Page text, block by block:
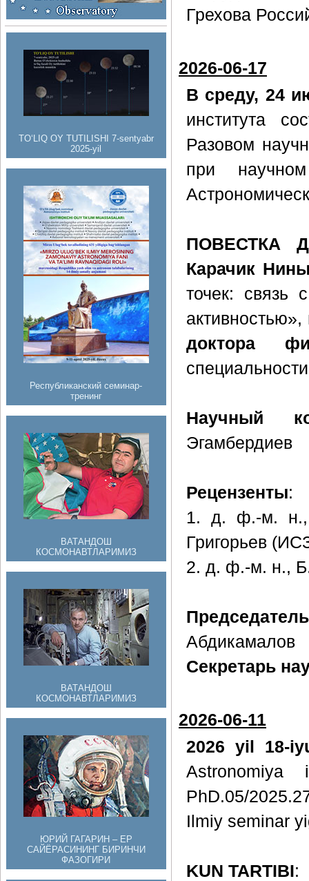
TO‘LIQ OY TUTILISHI 7-sentyabr
2025-yil
Республиканский семинар-
тренинг
ВАТАНДОШ
КОСМОНАВТЛАРИМИЗ
ВАТАНДОШ
КОСМОНАВТЛАРИМИЗ
ЮРИЙ ГАГАРИН – ЕР
САЙЁРАСИНИНГ БИРИНЧИ
ФАЗОГИРИ
Грехова
2026-06-17
В среду, 24
института
Разовом
при
ПОВЕСТКА
Карачик
точек: связь
доктора
Научный
Эгамбердиев
Рецензенты:
1. д. ф.-м. н.,
Григорьев
2. д. ф.-м. н.,
Абдикамалов
Секретарь
2026-06-11
2026 yil 18-
Astronomiya
PhD.05/
Ilmiy seminar
KUN TARTIBI: